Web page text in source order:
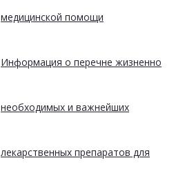
медицинской помощи
Информация о перечне жизненно
необходимых и важнейших
лекарственных препаратов для